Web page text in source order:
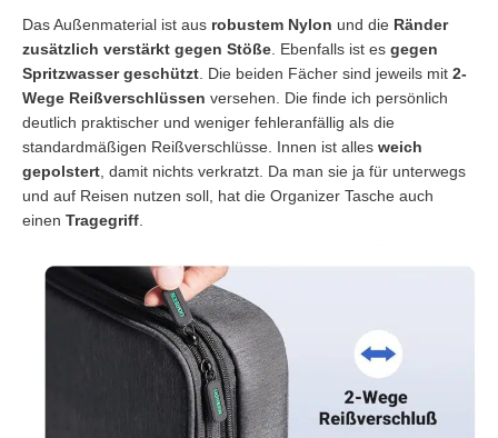
Das Außenmaterial ist aus robustem Nylon und die Ränder
zusätzlich verstärkt gegen Stöße . Ebenfalls ist es gegen
Spritzwasser geschützt . Die beiden Fächer sind jeweils mit 2-
Wege Reißverschlüssen versehen. Die finde ich persönlich
deutlich praktischer und weniger fehleranfällig als die
standardmäßigen Reißverschlüsse. Innen ist alles weich
gepolstert , damit nichts verkratzt. Da man sie ja für unterwegs
und auf Reisen nutzen soll, hat die Organizer Tasche auch
einen Tragegriff